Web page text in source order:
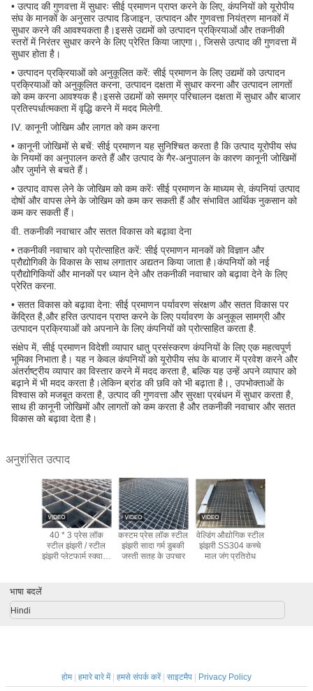
• उत्पाद की गुणवत्ता में सुधारः सीई प्रमाणन प्राप्त करने के लिए, कंपनियों को यूरोपीय
संघ के मानकों के अनुसार उत्पाद डिजाइन, उत्पादन और गुणवत्ता नियंत्रण मानकों में
सुधार करने की आवश्यकता है।इससे उद्यमों को उत्पादन प्रक्रियाओं और तकनीकी
स्तरों में निरंतर सुधार करने के लिए प्रेरित किया जाएगा।, जिससे उत्पाद की गुणवत्ता में
सुधार होता है।
• उत्पादन प्रक्रियाओं को अनुकूलित करें: सीई प्रमाणन के लिए उद्यमों को उत्पादन
प्रक्रियाओं को अनुकूलित करना, उत्पादन दक्षता में सुधार करना और उत्पादन लागतों
को कम करना आवश्यक है।इससे उद्यमों को समग्र परिचालन दक्षता में सुधार और बाजार
प्रतिस्पर्धात्मकता में वृद्धि करने में मदद मिलेगी.
IV. कानूनी जोखिम और लागत को कम करना
• कानूनी जोखिमों से बचें: सीई प्रमाणन यह सुनिश्चित करता है कि उत्पाद यूरोपीय संघ
के नियमों का अनुपालन करते हैं और उत्पाद के गैर-अनुपालन के कारण कानूनी जोखिमों
और जुर्माने से बचते हैं।
• उत्पाद वापस लेने के जोखिम को कम करेंः सीई प्रमाणन के माध्यम से, कंपनियां उत्पाद
दोषों और वापस लेने के जोखिम को कम कर सकती हैं और संभावित आर्थिक नुकसान को
कम कर सकती हैं।
वी. तकनीकी नवाचार और सतत विकास को बढ़ावा देना
• तकनीकी नवाचार को प्रोत्साहित करें: सीई प्रमाणन मानकों को विज्ञान और
प्रौद्योगिकी के विकास के साथ लगातार अद्यतन किया जाता है।कंपनियों को नई
प्रौद्योगिकियों और मानकों पर ध्यान देने और तकनीकी नवाचार को बढ़ावा देने के लिए
प्रेरित करना.
• सतत विकास को बढ़ावा देना: सीई प्रमाणन पर्यावरण संरक्षण और सतत विकास पर
केंद्रित है,और हरित उत्पादन प्राप्त करने के लिए पर्यावरण के अनुकूल सामग्री और
उत्पादन प्रक्रियाओं को अपनाने के लिए कंपनियों को प्रोत्साहित करता है.
संक्षेप में, सीई प्रमाणन विदेशी व्यापार धातु प्रसंस्करण कंपनियों के लिए एक महत्वपूर्ण
भूमिका निभाता है। यह न केवल कंपनियों को यूरोपीय संघ के बाजार में प्रवेश करने और
अंतर्राष्ट्रीय व्यापार का विस्तार करने में मदद करता है, बल्कि यह उन्हें अपने व्यापार को
बढ़ाने में भी मदद करता है।लेकिन ब्रांड की छवि को भी बढ़ाता है।, उपभोक्ताओं के
विश्वास को मजबूत करता है, उत्पाद की गुणवत्ता और सुरक्षा प्रबंधन में सुधार करता है,
साथ ही कानूनी जोखिमों और लागतों को कम करता है और तकनीकी नवाचार और सतत
विकास को बढ़ावा देता है।
अनुशंसित उत्पाद
40 * 3 प्रेस लॉक
स्टील झंझरी / स्टील
झंझरी प्लेटफार्म स्क्वायर
कस्टम प्रेस लॉक स्टील
झंझरी सादा गर्म डुबकी
जस्ती सतह के उपचार
वेल्डिंग औद्योगिक स्टील
झंझरी SS304 कच्चे
माल जंग प्रतिरोध
भाषा बदलें
Hindi
होम| हमारे बारे में| हमसे संपर्क करें| साइटमैप Privacy Policy